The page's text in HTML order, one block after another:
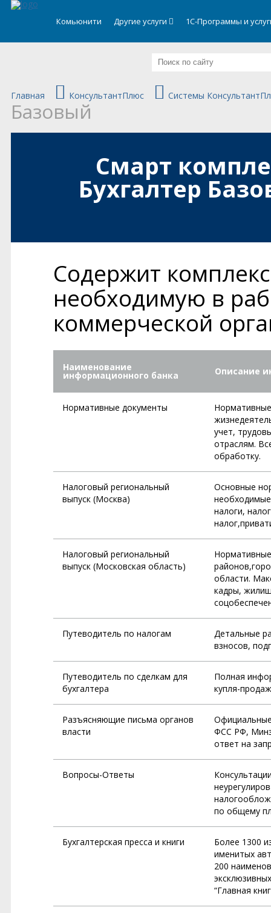
Комьюнити Другие услуги 1С-Программы и
Главная КонсультантПлюс Системы
Базовый
Смарт
Бухгалтер
Содержит
необходимую в
коммерческой
Наименование
информационного банка Описание
Нормативные документы
учет,
отраслям.
обработку.
Налоговый региональный
выпуск (Москва)
Основные
налоги,
Налоговый региональный
выпуск (Московская область)
области.
кадры,
Путеводитель по налогам
Детальные
взносов,
Путеводитель по сделкам для
бухгалтера
Полная
купля-
Разъясняющие письма органов
власти
ФСС РФ,
ответ на
Вопросы-Ответы
по общему
Бухгалтерская пресса и книги
Более 1300
именитых
200
“Главная